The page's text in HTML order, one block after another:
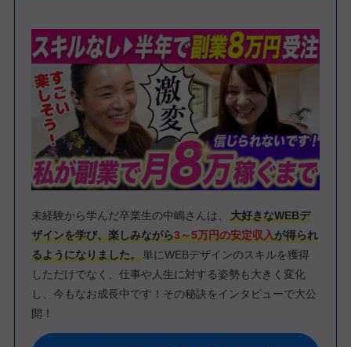
未経験から学んだ卒業生の中嶋さんは、大好きなWEBデ
ザインを学び、楽しみながら3～5万円の安定収入が得られ
るようになりました。単にWEBデザインのスキルを獲得
しただけでなく、仕事や人生に対する姿勢も大きく変化
し、今もなお成長中です！その秘訣をインタビューで大公
開！